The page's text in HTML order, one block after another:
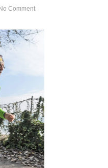
Comment